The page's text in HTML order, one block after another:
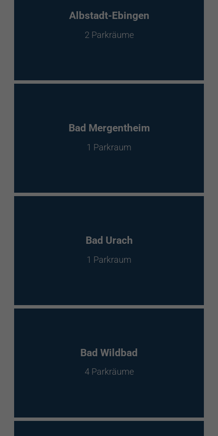
EnBW Mobility
Spontanladen
Albstadt-Ebingen
2 Parkräume
Bad Mergentheim
1 Parkraum
Bad Urach
1 Parkraum
Bad Wildbad
4 Parkräume